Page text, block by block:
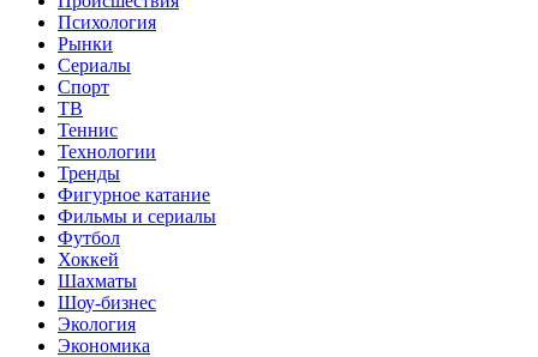
Психология
Рынки
Сериалы
Спорт
ТВ
Теннис
Технологии
Тренды
Фигурное катание
Фильмы и сериалы
Футбол
Хоккей
Шахматы
Шоу-бизнес
Экология
Экономика